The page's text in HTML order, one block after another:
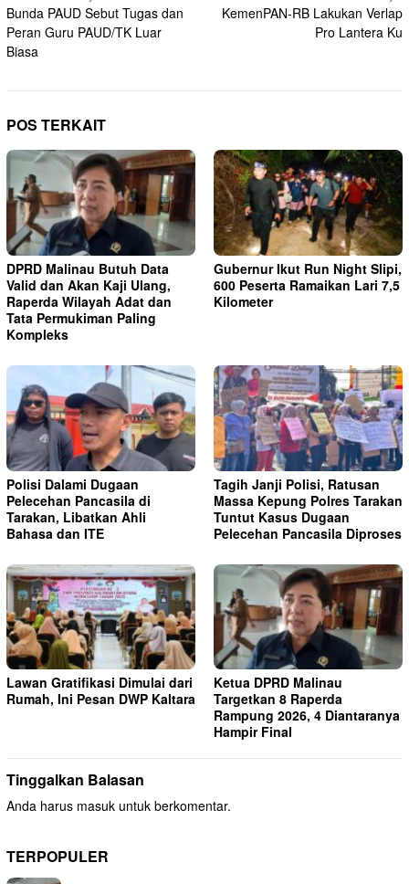
pos
Bunda PAUD Sebut Tugas dan
Peran Guru PAUD/TK Luar
Biasa
KemenPAN-RB Lakukan Verlap
Pro Lantera Ku
POS TERKAIT
DPRD Malinau Butuh Data
Valid dan Akan Kaji Ulang,
Raperda Wilayah Adat dan
Tata Permukiman Paling
Kompleks
Gubernur Ikut Run Night Slipi,
600 Peserta Ramaikan Lari 7,5
Kilometer
Polisi Dalami Dugaan
Pelecehan Pancasila di
Tarakan, Libatkan Ahli
Bahasa dan ITE
Tagih Janji Polisi, Ratusan
Massa Kepung Polres Tarakan
Tuntut Kasus Dugaan
Pelecehan Pancasila Diproses
Lawan Gratifikasi Dimulai dari
Rumah, Ini Pesan DWP Kaltara
Ketua DPRD Malinau
Targetkan 8 Raperda
Rampung 2026, 4 Diantaranya
Hampir Final
Tinggalkan Balasan
Anda harus masuk untuk berkomentar.
TERPOPULER